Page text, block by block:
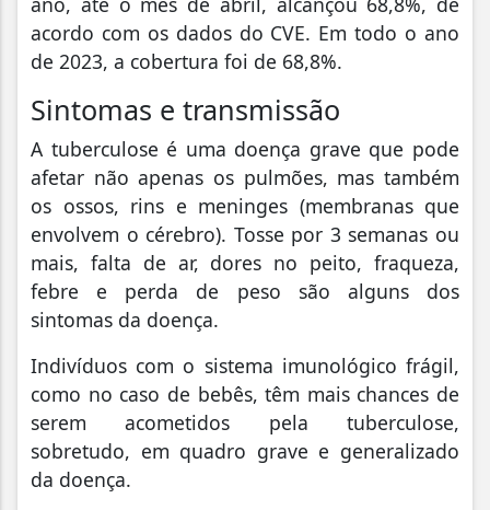
acordo com os dados do CVE. Em todo o ano
de 2023, a cobertura foi de 68,8%.
Sintomas e transmissão
A tuberculose é uma doença grave que pode
afetar não apenas os pulmões, mas também
os ossos, rins e meninges (membranas que
envolvem o cérebro). Tosse por 3 semanas ou
mais, falta de ar, dores no peito, fraqueza,
febre e perda de peso são alguns dos
sintomas da doença.
Indivíduos com o sistema imunológico frágil,
como no caso de bebês, têm mais chances de
serem acometidos pela tuberculose,
sobretudo, em quadro grave e generalizado
da doença.